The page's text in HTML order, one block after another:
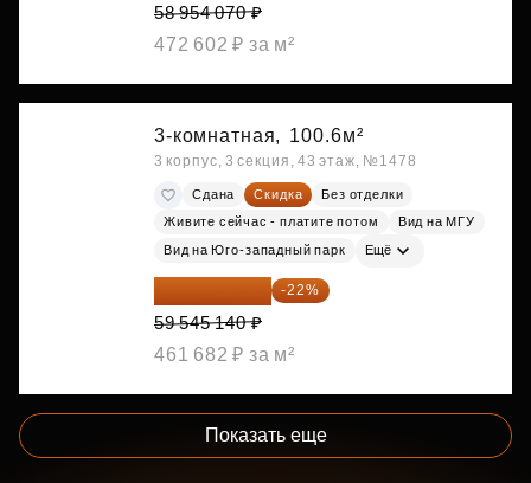
58 954 070 ₽
472 602 ₽ за м²
3-комнатная, 100.6м²
3 корпус, 3 секция, 43 этаж, №1478
Сдана Скидка
Без отделки
Живите сейчас - платите потом
Вид на МГУ
Вид на Юго-западный парк Ещё
46 445 209 ₽ -22%
59 545 140 ₽
461 682 ₽ за м²
Показать еще